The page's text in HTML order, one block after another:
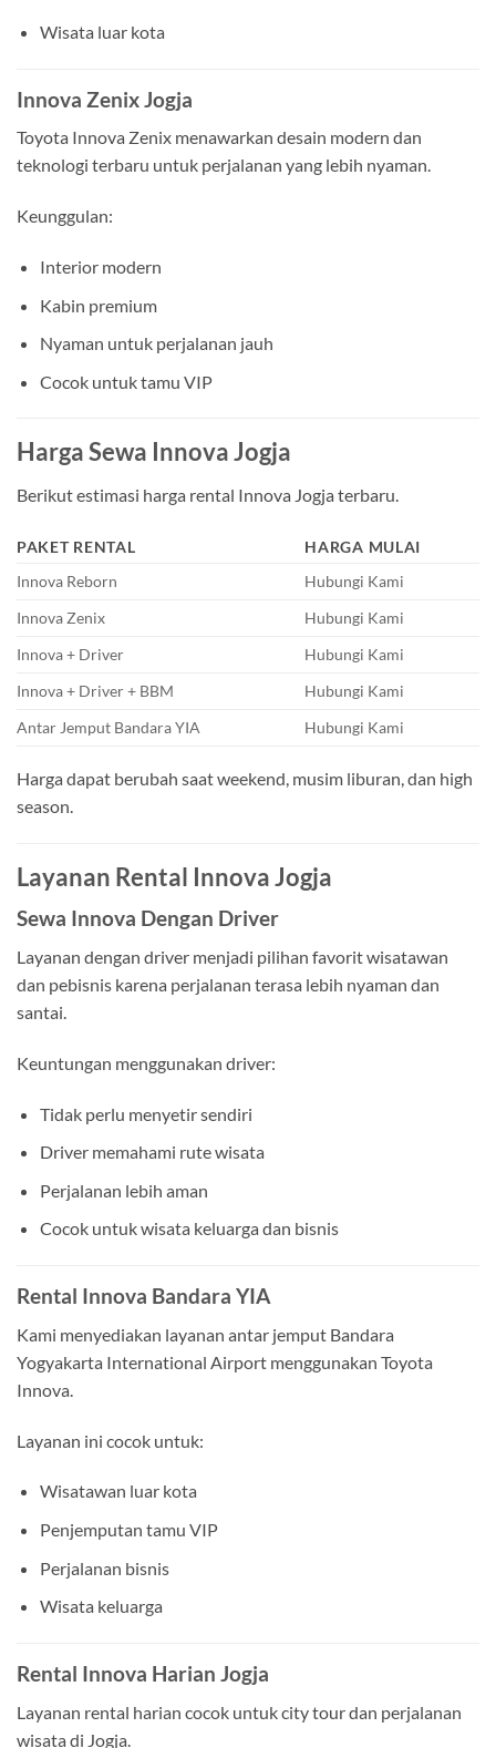
Wisata luar kota
Innova Zenix Jogja
Toyota Innova Zenix menawarkan desain modern dan
teknologi terbaru untuk perjalanan yang lebih nyaman.
Keunggulan:
Interior modern
Kabin premium
Nyaman untuk perjalanan jauh
Cocok untuk tamu VIP
Harga Sewa Innova Jogja
Berikut estimasi harga rental Innova Jogja terbaru.
PAKET RENTAL
HARGA MULAI
Innova Reborn
Hubungi Kami
Innova Zenix
Hubungi Kami
Innova + Driver
Hubungi Kami
Innova + Driver + BBM
Hubungi Kami
Antar Jemput Bandara YIA
Hubungi Kami
Harga dapat berubah saat weekend, musim liburan, dan high
season.
Layanan Rental Innova Jogja
Sewa Innova Dengan Driver
Layanan dengan driver menjadi pilihan favorit wisatawan
dan pebisnis karena perjalanan terasa lebih nyaman dan
santai.
Keuntungan menggunakan driver:
Tidak perlu menyetir sendiri
Driver memahami rute wisata
Perjalanan lebih aman
Cocok untuk wisata keluarga dan bisnis
Rental Innova Bandara YIA
Kami menyediakan layanan antar jemput Bandara
Yogyakarta International Airport menggunakan Toyota
Innova.
Layanan ini cocok untuk:
Wisatawan luar kota
Penjemputan tamu VIP
Perjalanan bisnis
Wisata keluarga
Rental Innova Harian Jogja
Layanan rental harian cocok untuk city tour dan perjalanan
wisata di Jogja.